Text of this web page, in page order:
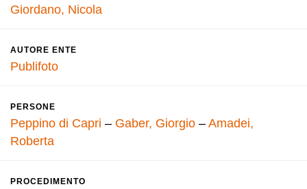
Giordano, Nicola
AUTORE ENTE
Publifoto
PERSONE
Peppino di Capri – Gaber, Giorgio – Amadei,
Roberta
PROCEDIMENTO